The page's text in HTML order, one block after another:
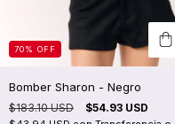
70% OFF
Bomber Sharon - Negro
$183.10 USD $54.93 USD